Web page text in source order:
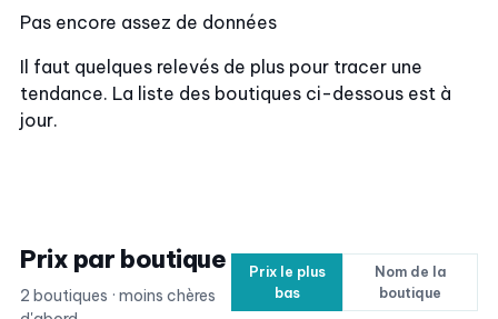
Pas encore assez de données
Il faut quelques relevés de plus pour tracer une
tendance. La liste des boutiques ci-dessous est à
jour.
Prix par boutique
2 boutiques · moins chères
Prix le plus
bas
Nom de la
boutique